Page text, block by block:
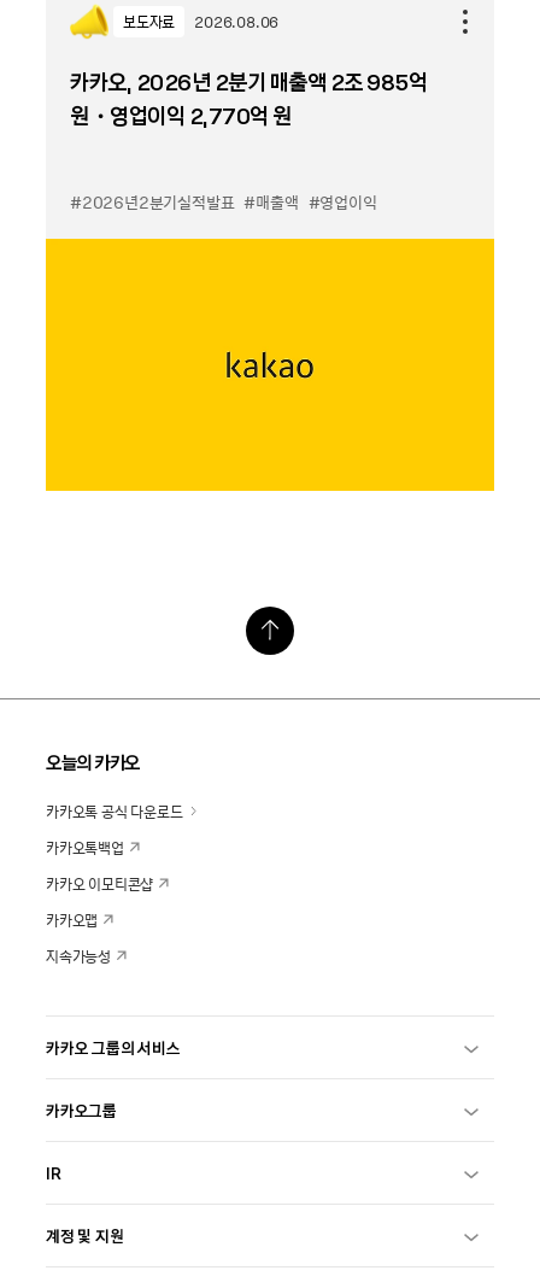
보도자료 2026.08.06
카카오, 2026년 2분기 매출액 2조 985억
원・영업이익 2,770억 원
#2026년2분기실적발표 #매출액 #영업이익
오늘의 카카오
카카오톡 공식 다운로드
카카오톡백업
카카오 이모티콘샵
카카오맵
지속가능성
카카오 그룹의 서비스
카카오그룹
IR
계정 및 지원